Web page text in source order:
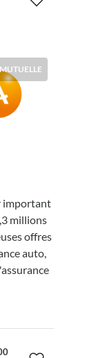
MUTUELLE
important
millions
offres
auto,